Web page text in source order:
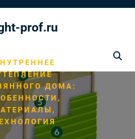
prof.ru
ДОМА: